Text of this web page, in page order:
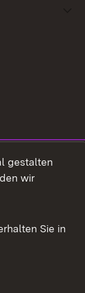
gestalten
wir
Sie in